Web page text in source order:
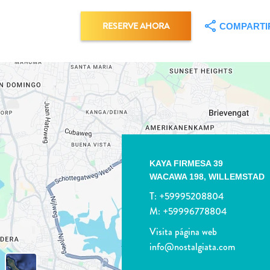
RESERVE AHORA
KAYA FIRMESA 39
WACAWA 198,WILLEMSTAD
T: +59995208804
M: +59996778804
Visita página web
info@nostalgiata.com